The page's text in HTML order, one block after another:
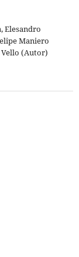
Elesandro
Maniero
Vello (Autor)